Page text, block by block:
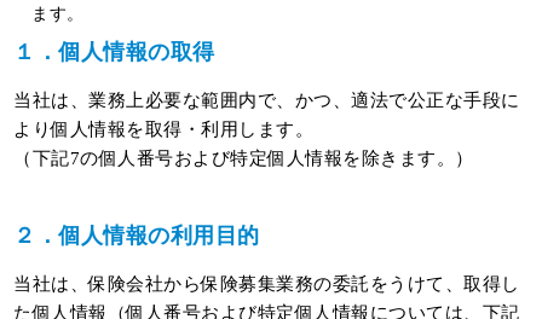
ます。
１．個人情報の取得
当社は、業務上必要な範囲内で、かつ、適法で公正な手段に
より個人情報を取得・利用します。
（下記7の個人番号および特定個人情報を除きます。）
２．個人情報の利用目的
当社は、保険会社から保険募集業務の委託をうけて、取得し
た個人情報（個人番号および特定個人情報については、下記